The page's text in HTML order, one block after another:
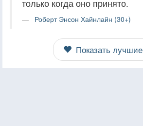
только когда оно принято.
Роберт Энсон Хайнлайн (30+)
Показать лучшие